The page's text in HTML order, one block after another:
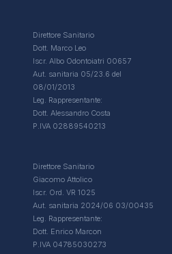
Direttore Sanitario
Dott. Marco Leo
Iscr. Albo Odontoiatri 00657
Aut. sanitaria 05/23.6 del
08/01/2013
Leg. Rappresentante:
Dott. Alessandro Costa
P.IVA 02889540213
Direttore Sanitario
Giacomo Attolico
Iscr. Ord. VR 1025
Aut. sanitaria 2024/06 03/00435
Leg. Rappresentante:
Dott. Enrico Marcon
P.IVA 04785030273